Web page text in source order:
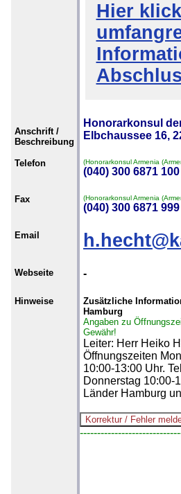
Hier
Anschrift /
Beschreibung
Honorarkonsul
Elbchaussee 16,
Telefon (Honorarkonsul Armenia
(040) 300 6871 100
Fax (Honorarkonsul Armenia
(040) 300 6871 999
Email
Webseite -
Hinweise
Zusätzliche
Hamburg
Angaben zu
Gewähr!
Leiter: Herr Heiko
Öffnungszeiten
10:00-13:00 Uhr.
Donnerstag 10:00-
Länder Hamburg